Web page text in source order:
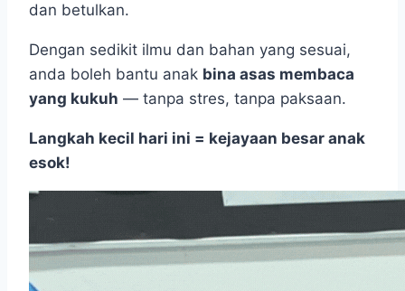
dan betulkan.
Dengan sedikit ilmu dan bahan yang sesuai,
anda boleh bantu anak bina asas membaca
yang kukuh — tanpa stres, tanpa paksaan.
Langkah kecil hari ini = kejayaan besar anak
esok!